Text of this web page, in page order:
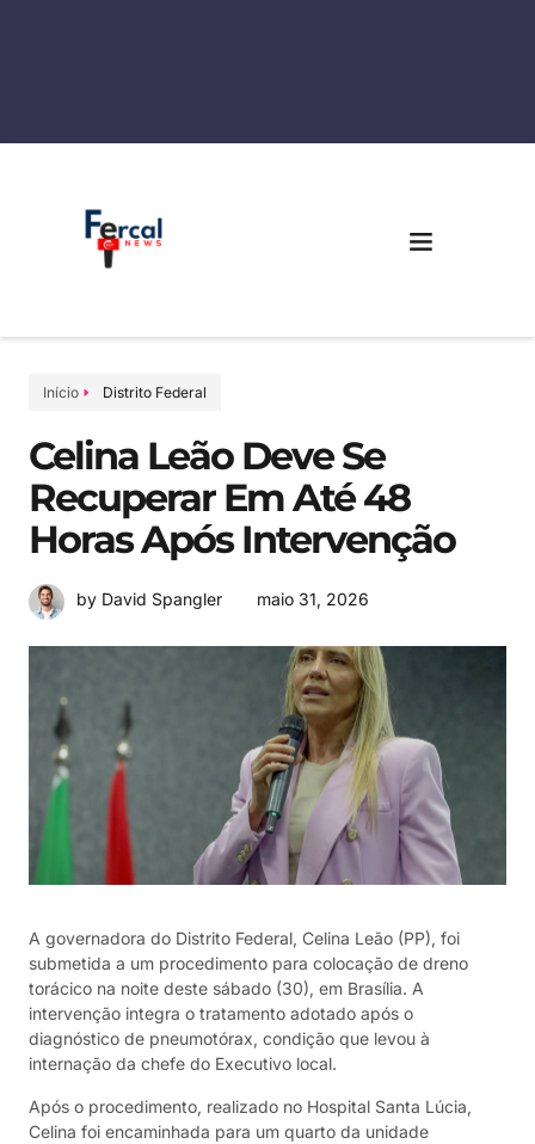
Início Distrito Federal
Celina Leão Deve Se
Recuperar Em Até 48
Horas Após Intervenção
by David Spangler maio 31, 2026
A governadora do Distrito Federal, Celina Leão (PP), foi
submetida a um procedimento para colocação de dreno
torácico na noite deste sábado (30), em Brasília. A
intervenção integra o tratamento adotado após o
diagnóstico de pneumotórax, condição que levou à
internação da chefe do Executivo local.
Após o procedimento, realizado no Hospital Santa Lúcia,
Celina foi encaminhada para um quarto da unidade